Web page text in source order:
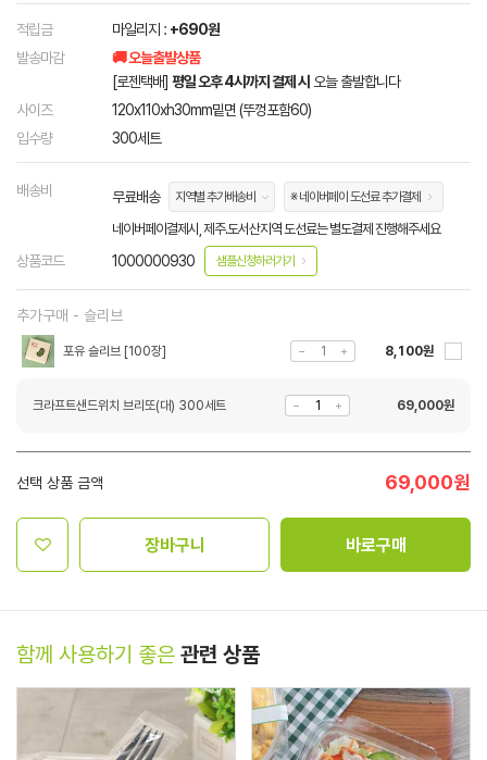
적립금 마일리지 : +690원
발송마감
🚚 오늘출발상품
[로젠택배] 평일 오후 4시까지 결제 시 오늘 출발합니다
사이즈
120x110xh30mm밑면 (뚜껑포함60)
입수량
300세트
배송비 무료배송 지역별 추가배송비 ※ 네이버페이 도선료 추가결제
네이버페이결제시, 제주.도서산지역 도선료는 별도결제 진행해주세요
상품코드 1000000930 샘플신청하러가기
추가구매 - 슬리브
포유 슬리브 [100장] 8,100원
크라프트샌드위치 브리또(대) 300세트 69,000원
선택 상품 금액 69,000원
장바구니 바로구매
함께 사용하기 좋은 관련 상품